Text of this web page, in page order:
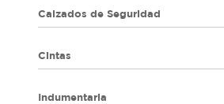
Calzados de Seguridad
Cintas
Indumentaria